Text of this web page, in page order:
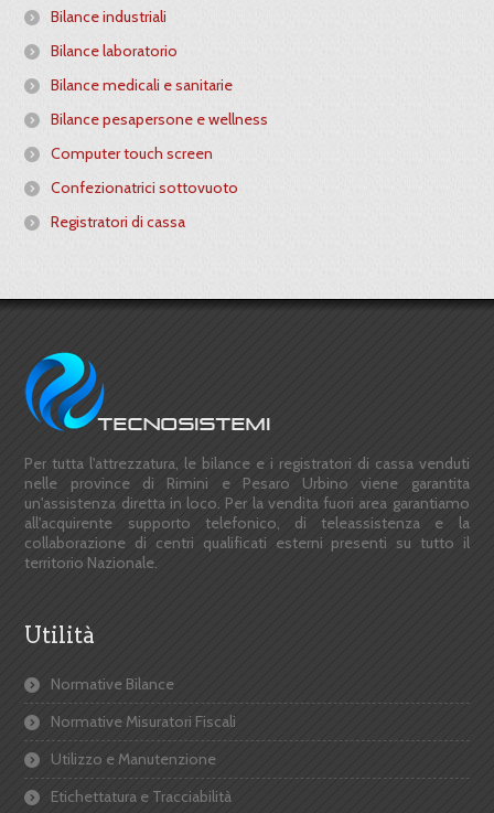
Bilance industriali
Bilance laboratorio
Bilance medicali e sanitarie
Bilance pesapersone e wellness
Computer touch screen
Confezionatrici sottovuoto
Registratori di cassa
Per tutta l'attrezzatura, le bilance e i registratori di cassa venduti
nelle province di Rimini e Pesaro Urbino viene garantita
un'assistenza diretta in loco. Per la vendita fuori area garantiamo
all'acquirente supporto telefonico, di teleassistenza e la
collaborazione di centri qualificati esterni presenti su tutto il
territorio Nazionale.
Utilità
Normative Bilance
Normative Misuratori Fiscali
Utilizzo e Manutenzione
Etichettatura e Tracciabilità